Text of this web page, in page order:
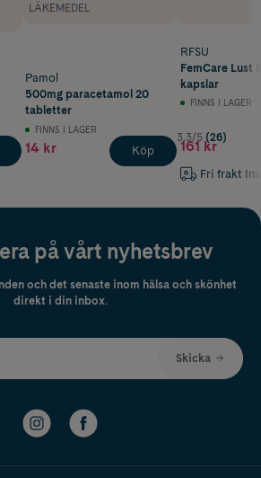
LÄKEMEDEL
Pamol
500mg paracetamol 20
tabletter
FINNS I LAGER
14 kr Köp
RFSU
FemCare Lust
kapslar
FINNS I LAGER
3.3/5 (26)
161 kr
Fri frakt
på vårt nyhetsbrev
och det senaste inom hälsa och skönhet
direkt i din inbox.
Skicka